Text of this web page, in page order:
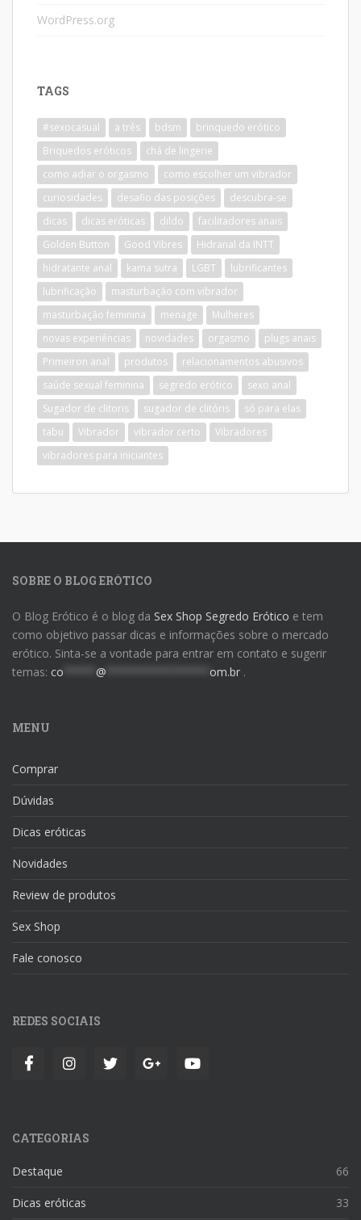
WordPress.org
TAGS
#sexocasual a três bdsm
brinquedo erótico
Briquedos eróticos
chá de lingerie
como adiar o orgasmo
como escolher um vibrador
curiosidades
desafio das posições
descubra-se
dicas
dicas eróticas dildo
facilitadores anais
Golden Button
Good Vibres
Hidranal da INTT
hidratante anal
kama sutra LGBT
lubrificantes
lubrificação
masturbação com vibrador
masturbação feminina
menage
Mulheres
novas experiências
novidades orgasmo
plugs anais
Primeiron anal
produtos
relacionamentos abusivos
saúde sexual feminina
segredo erótico
sexo anal
Sugador de clitoris
sugador de clitóris
só para elas
tabu
Vibrador vibrador certo
Vibradores
vibradores para iniciantes
SOBRE O BLOG ERÓTICO
O Blog Erótico é o blog da Sex Shop Segredo Erótico e tem
como objetivo passar dicas e informações sobre o mercado
erótico. Sinta-se a vontade para entrar em contato e sugerir
temas: co @ om.br .
MENU
Comprar
Dúvidas
Dicas eróticas
Novidades
Review de produtos
Sex Shop
Fale conosco
REDES SOCIAIS
CATEGORIAS
Destaque 66
Dicas eróticas 33